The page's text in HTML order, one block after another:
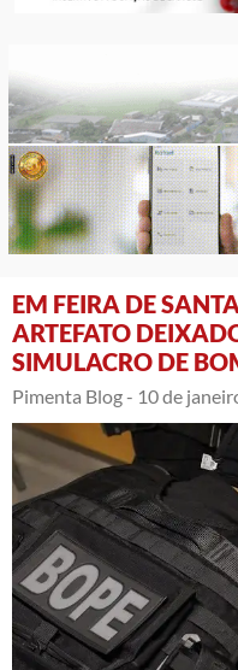
EM FEIRA DE
ARTEFATO
SIMULACRO DE
Pimenta Blog - 10 de